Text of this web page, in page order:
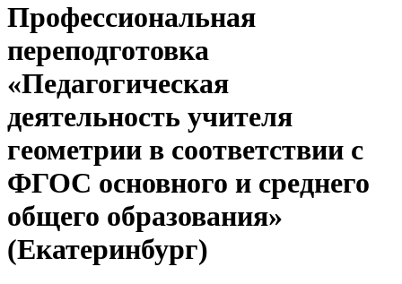
Профессиональная
переподготовка
«Педагогическая
деятельность учителя
геометрии в соответствии с
ФГОС основного и среднего
общего образования»
(Екатеринбург)